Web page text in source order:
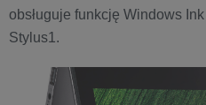
obsługuje funkcję Windows
Stylus1.